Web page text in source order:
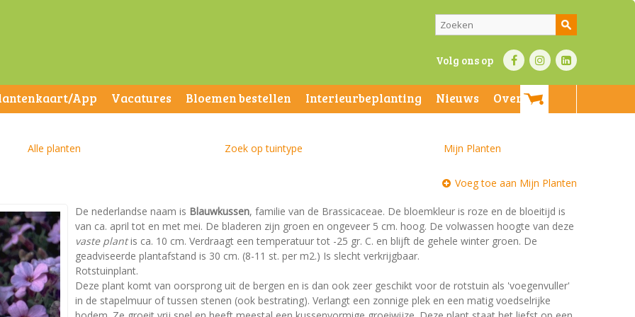
Volg ons op
App Vacatures Bloemen bestellen Interieurbeplanting Nieuws
Over ons
Alle planten Zoek op tuintype Mijn Planten
Voeg toe aan Mijn Planten
De nederlandse naam is Blauwkussen, familie van de Brassicaceae. De bloemkleur is roze en de bloeitijd is
van ca. april tot en met mei. De bladeren zijn groen en ongeveer 5 cm. hoog. De volwassen hoogte van deze
vaste plantis ca. 10 cm. Verdraagt een temperatuur tot -25 gr. C. en blijft de gehele winter groen. De
geadviseerde plantafstand is 30 cm. (8-11 st. per m2.) Is slecht verkrijgbaar.
Rotstuinplant.
Deze plant komt van oorsprong uit de bergen en is dan ook zeer geschikt voor de rotstuin als 'voegenvuller'
in de stapelmuur of tussen stenen (ook bestrating). Verlangt een zonnige plek en een matig voedselrijke